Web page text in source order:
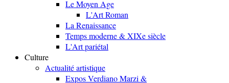
Le Moyen Age
L'Art Roman
La Renaissance
Temps moderne & XIXe siècle
L'Art pariétal
Culture
Actualité artistique
Expos Verdiano Marzi &